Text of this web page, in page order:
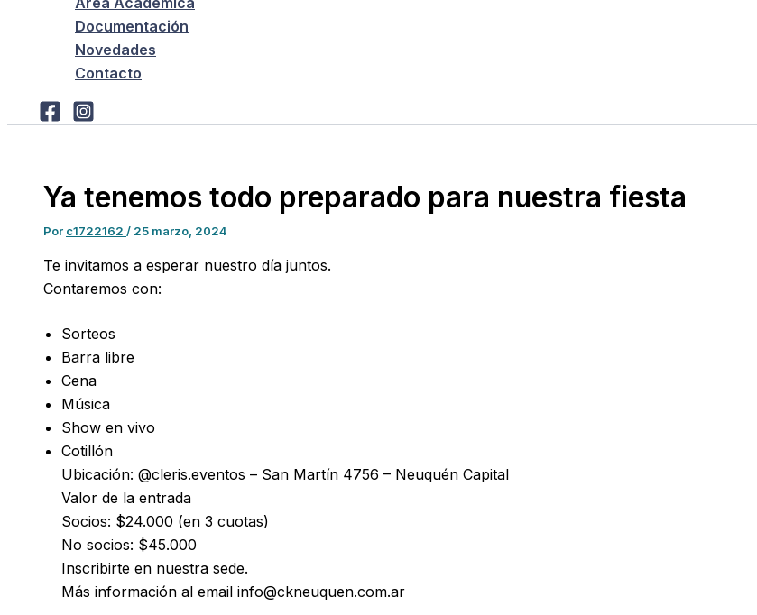
Documentación
Novedades
Contacto
Ya tenemos todo preparado para nuestra fiesta
Por c1722162 / 25 marzo, 2024
Te invitamos a esperar nuestro día juntos.
Contaremos con:
Sorteos
Barra libre
Cena
Música
Show en vivo
Cotillón
Ubicación: @cleris.eventos – San Martín 4756 – Neuquén Capital
Valor de la entrada
Socios: $24.000 (en 3 cuotas)
No socios: $45.000
Inscribirte en nuestra sede.
Más información al email info@ckneuquen.com.ar